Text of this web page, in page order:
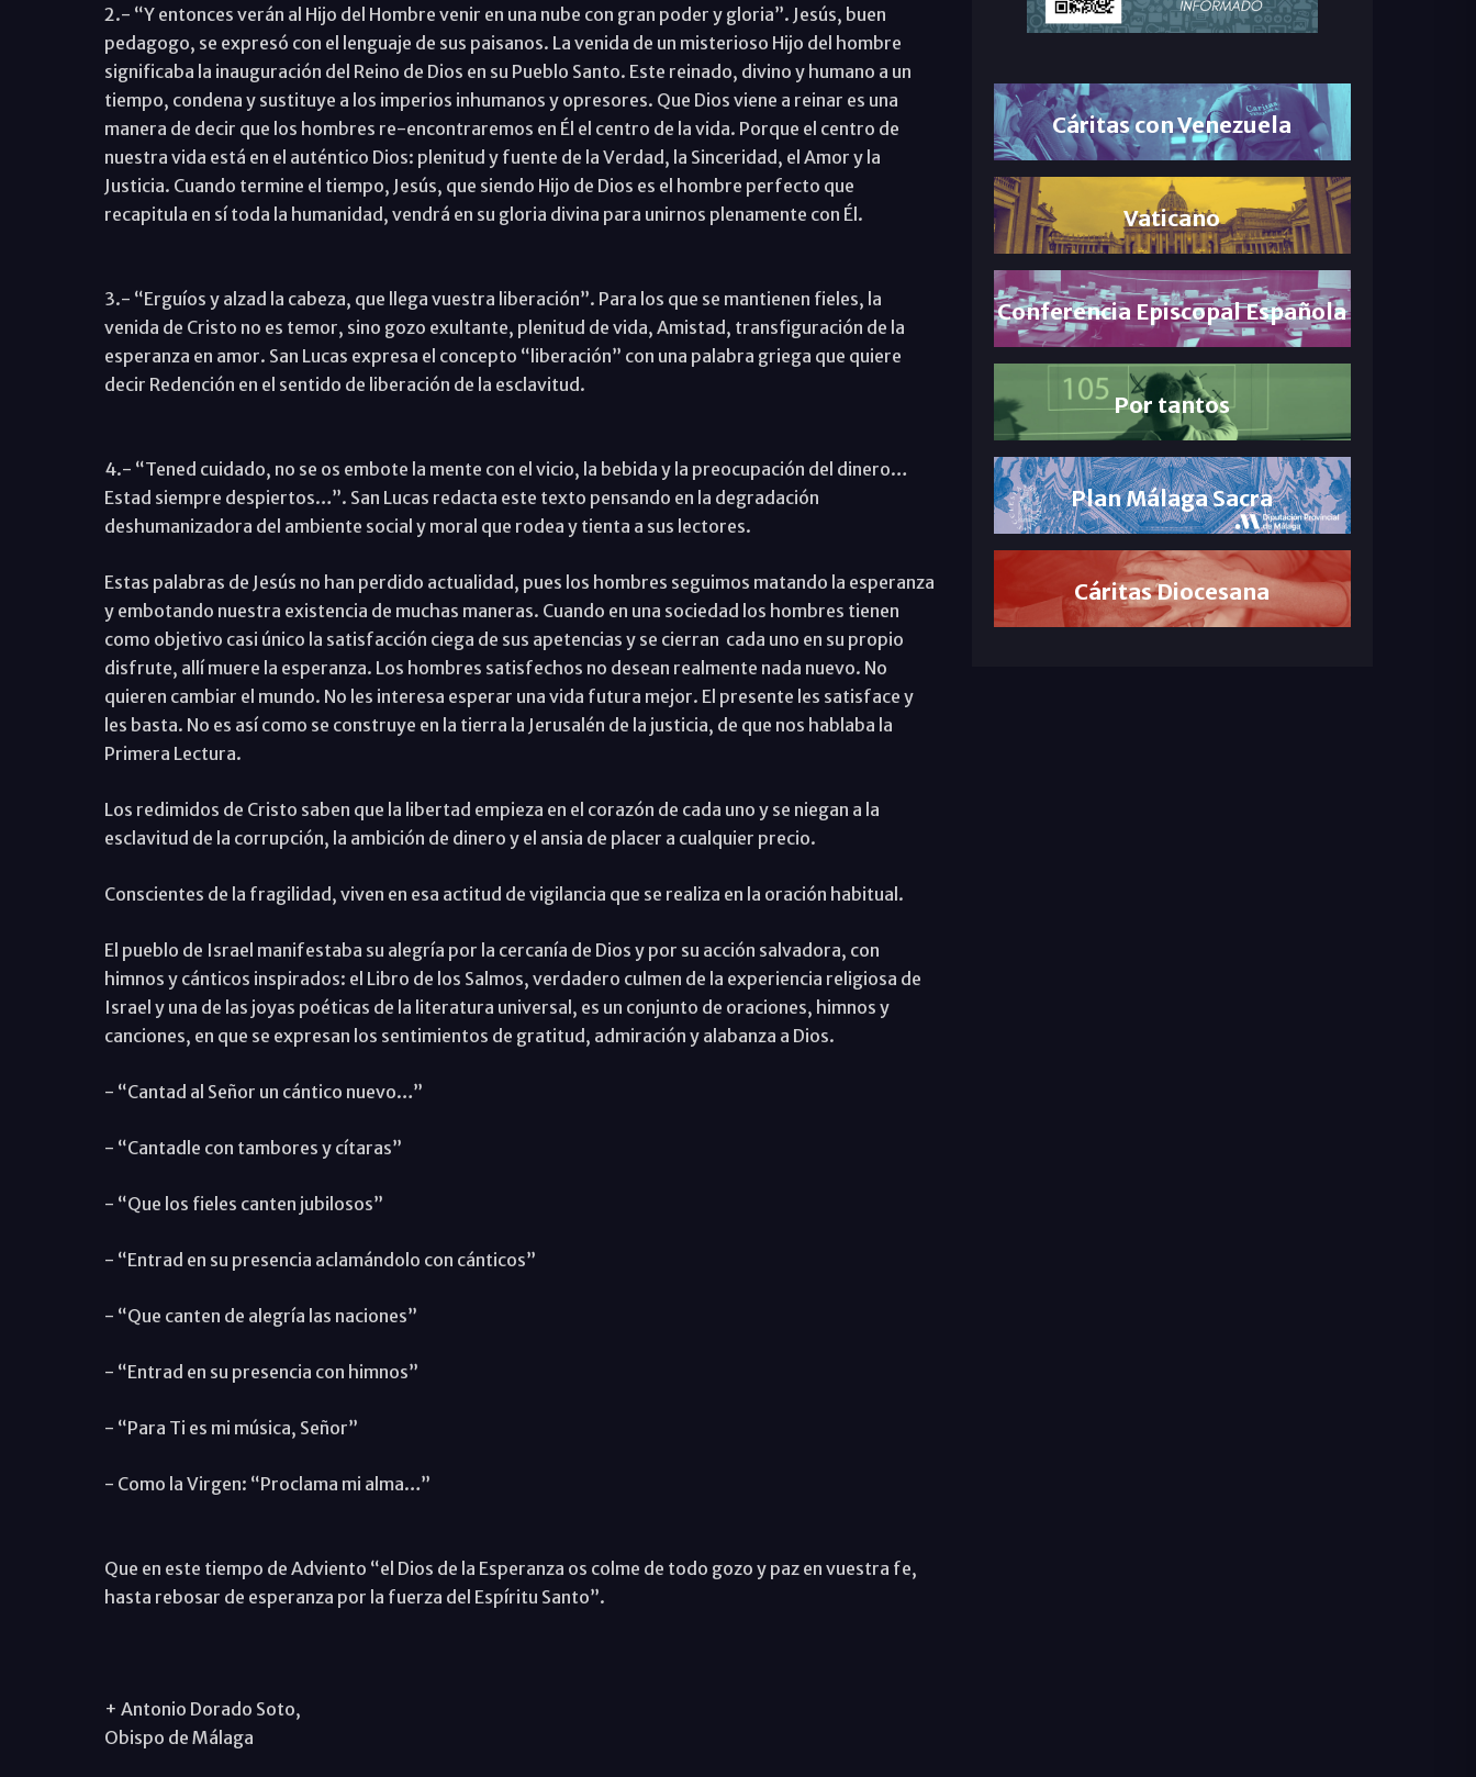
2.- “Y entonces verán al Hijo del Hombre venir en una nube con gran poder y gloria”. Jesús, buen
pedagogo, se expresó con el lenguaje de sus paisanos. La venida de un misterioso Hijo del hombre
significaba la inauguración del Reino de Dios en su Pueblo Santo. Este reinado, divino y humano a un
tiempo, condena y sustituye a los imperios inhumanos y opresores. Que Dios viene a reinar es una
manera de decir que los hombres re-encontraremos en Él el centro de la vida. Porque el centro de
nuestra vida está en el auténtico Dios: plenitud y fuente de la Verdad, la Sinceridad, el Amor y la
Justicia. Cuando termine el tiempo, Jesús, que siendo Hijo de Dios es el hombre perfecto que
recapitula en sí toda la humanidad, vendrá en su gloria divina para unirnos plenamente con Él.
3.- “Erguíos y alzad la cabeza, que llega vuestra liberación”. Para los que se mantienen fieles, la
venida de Cristo no es temor, sino gozo exultante, plenitud de vida, Amistad, transfiguración de la
esperanza en amor. San Lucas expresa el concepto “liberación” con una palabra griega que quiere
decir Redención en el sentido de liberación de la esclavitud.
4.- “Tened cuidado, no se os embote la mente con el vicio, la bebida y la preocupación del dinero…
Estad siempre despiertos…”. San Lucas redacta este texto pensando en la degradación
deshumanizadora del ambiente social y moral que rodea y tienta a sus lectores.
Estas palabras de Jesús no han perdido actualidad, pues los hombres seguimos matando la esperanza
y embotando nuestra existencia de muchas maneras. Cuando en una sociedad los hombres tienen
como objetivo casi único la satisfacción ciega de sus apetencias y se cierran cada uno en su propio
disfrute, allí muere la esperanza. Los hombres satisfechos no desean realmente nada nuevo. No
quieren cambiar el mundo. No les interesa esperar una vida futura mejor. El presente les satisface y
les basta. No es así como se construye en la tierra la Jerusalén de la justicia, de que nos hablaba la
Primera Lectura.
Los redimidos de Cristo saben que la libertad empieza en el corazón de cada uno y se niegan a la
esclavitud de la corrupción, la ambición de dinero y el ansia de placer a cualquier precio.
Conscientes de la fragilidad, viven en esa actitud de vigilancia que se realiza en la oración habitual.
El pueblo de Israel manifestaba su alegría por la cercanía de Dios y por su acción salvadora, con
himnos y cánticos inspirados: el Libro de los Salmos, verdadero culmen de la experiencia religiosa de
Israel y una de las joyas poéticas de la literatura universal, es un conjunto de oraciones, himnos y
canciones, en que se expresan los sentimientos de gratitud, admiración y alabanza a Dios.
- “Cantad al Señor un cántico nuevo…”
- “Cantadle con tambores y cítaras”
- “Que los fieles canten jubilosos”
- “Entrad en su presencia aclamándolo con cánticos”
- “Que canten de alegría las naciones”
- “Entrad en su presencia con himnos”
- “Para Ti es mi música, Señor”
- Como la Virgen: “Proclama mi alma…”
Que en este tiempo de Adviento “el Dios de la Esperanza os colme de todo gozo y paz en vuestra fe,
hasta rebosar de esperanza por la fuerza del Espíritu Santo”.
+ Antonio Dorado Soto,
Obispo de Málaga
Cáritas con Venezuela
Vaticano
Conferencia Episcopal Española
Por tantos
Plan Málaga Sacra
Cáritas Diocesana